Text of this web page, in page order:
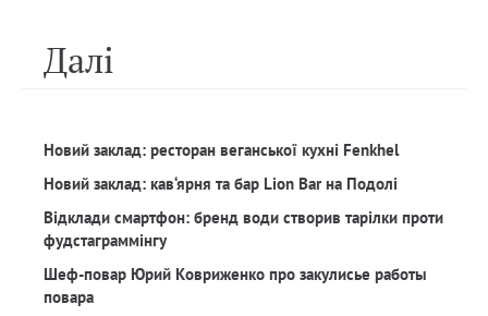
Далi
Новий заклад: ресторан веганської кухні Fenkhel
Новий заклад: кав‘ярня та бар Lion Bar на Подолі
Відклади смартфон: бренд води створив тарілки проти
фудстаграммінгу
Шеф-повар Юрий Ковриженко про закулисье работы
повара